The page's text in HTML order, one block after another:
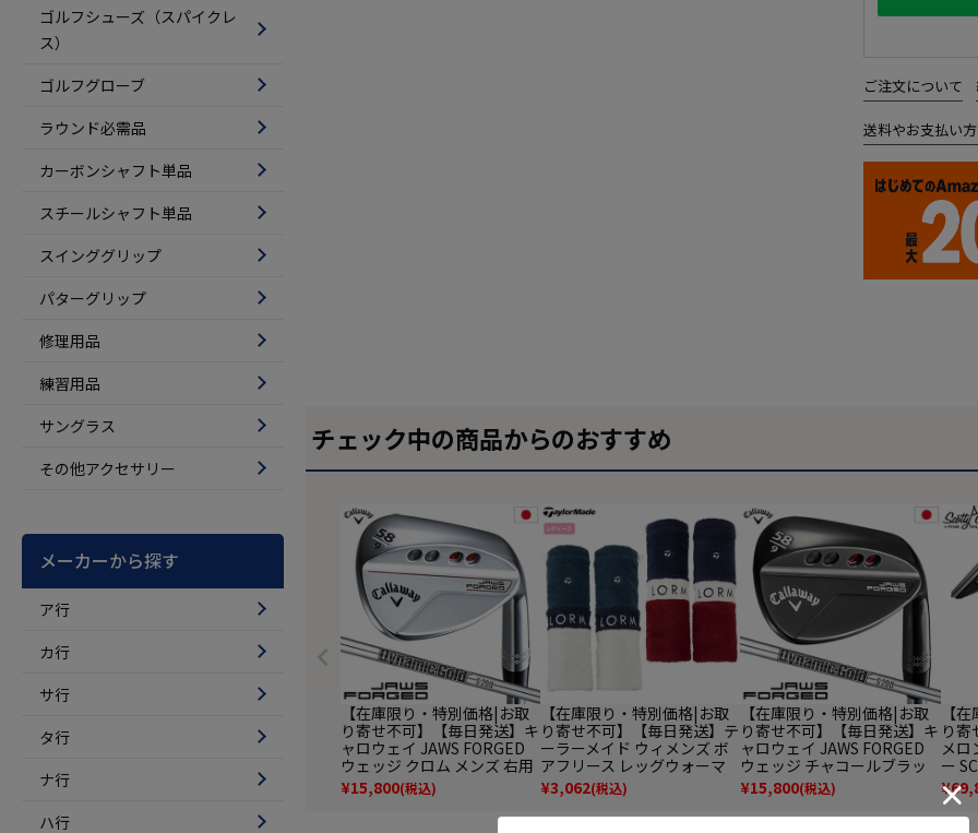
ゴルフシューズ（スパイクレ
ス）
ゴルフグローブ
ラウンド必需品
カーボンシャフト単品
スチールシャフト単品
スインググリップ
パターグリップ
修理用品
練習用品
サングラス
その他アクセサリー
メーカーから探す
ア行
カ行
サ行
タ行
ナ行
ハ行
ご注文について
送料やお支払い
チェック中の商品からのおすすめ
【在庫限り・特別価格|お取
り寄せ不可】【毎日発送】キ
ャロウェイ JAWS FORGED
ウェッジ クロム メンズ 右用
Dynamic Goldバーガンディ
スチールシャフト 日本正規
¥15,800(税込)
【在庫限り・特別価格|お取
り寄せ不可】【毎日発送】テ
ーラーメイド ウィメンズ ボ
アフリース レッグウォーマ
ー TD412 レディース Taylor
Made 2022秋冬モデル 日本
正規品
¥3,062(税込)
【在庫限り・特別価格|お取
り寄せ不可】【毎日発送】キ
ャロウェイ JAWS FORGED
ウェッジ チャコールブラッ
ク メンズ 右用 Dynamic Gol
dバーガンディ スチールシャ
フト 日本正規品 2023年モデ
¥15,800(税込)
【
り
メロ
ー
ルフ
日本
¥